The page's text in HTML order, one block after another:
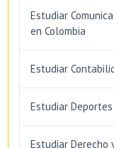
Estudiar
en Colombia
Estudiar
Estudiar
Estudiar Derecho